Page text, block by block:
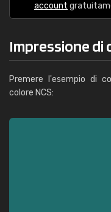
account
Impressione di
Premere l'esempio di
colore NCS: